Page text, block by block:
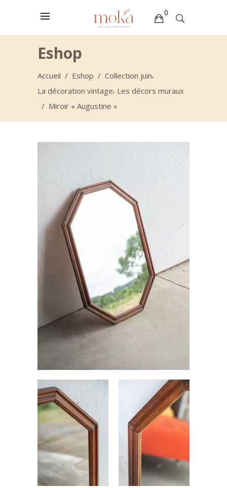
0
Eshop
Accueil / Eshop / Collection juin,
La décoration vintage, Les décors muraux
/ Miroir « Augustine »